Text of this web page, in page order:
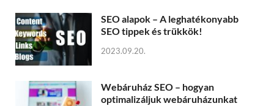
SEO alapok – A leghatékonyabb
SEO tippek és trükkök!
2023.09.20.
Webáruház SEO – hogyan
optimalizáljuk webáruházunkat